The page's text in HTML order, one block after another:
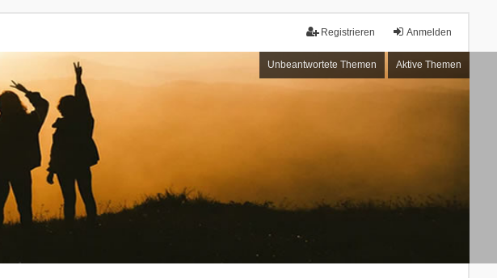
Anmelden
Registrieren
Unbeantwortete Themen Aktive Themen